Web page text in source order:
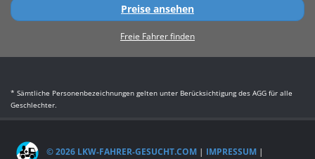
Preise ansehen
Freie Fahrer finden
* Sämtliche Personenbezeichnungen gelten unter Berücksichtigung des AGG für alle
Geschlechter.
© 2026 LKW-FAHRER-GESUCHT.COM | IMPRESSUM |